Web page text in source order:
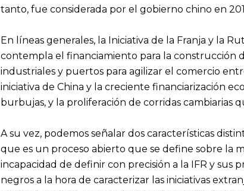
tanto, fue considerada por el gobierno chino en
En líneas generales, la Iniciativa de la Franja y la
contempla el financiamiento para la construcción
industriales y puertos para agilizar el comercio
iniciativa de China y la creciente financiarización
burbujas, y la proliferación de corridas cambiarias
A su vez, podemos señalar dos características
que es un proceso abierto que se define sobre la
incapacidad de definir con precisión a la IFR y
negros a la hora de caracterizar las iniciativas